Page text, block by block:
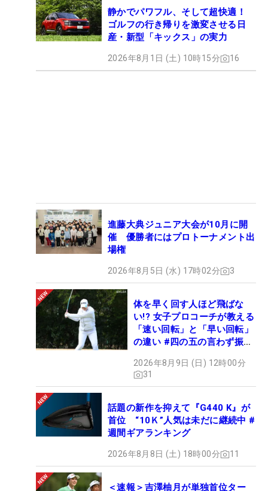
静かでパワフル、そして超快適！
ゴルフの行き帰りを激変させる日
産・新型「キックス」の実力
2026年8月1日 (土) 10時15分 16
進藤大典ジュニア大会が10月に開
催 優勝者にはプロトーナメント出
場権
2026年8月5日 (水) 17時02分 3
体を早く回す人ほど飛ばな
い!? 女子プロコーチが教える
「速い回転」と「早い回転」
の違い #四の五の言わず振り
2026年8月9日 (日) 12時00分
31
話題の新作を抑えて『G440 K』が
首位 “10Ｋ”人気は未だに継続中 #
週間ギアランキング
2026年8月8日 (土) 18時00分 11
＜速報＞吉澤柚月が単独首位ター